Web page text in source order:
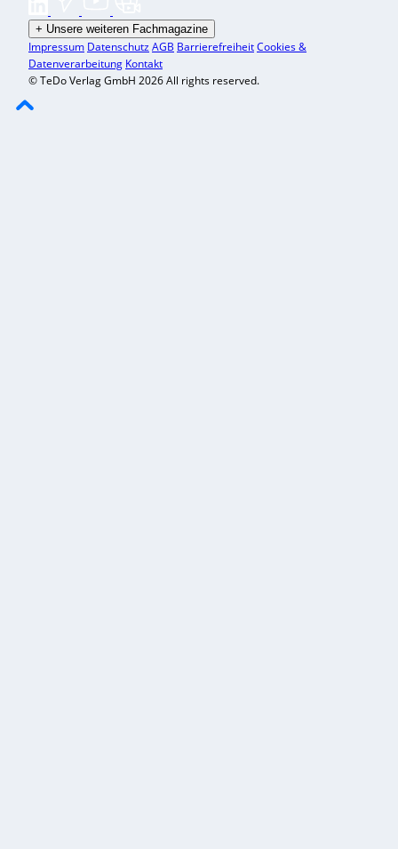
+ Unsere weiteren Fachmagazine
Impressum DatenschutzAGB BarrierefreiheitCookies &
Datenverarbeitung Kontakt
© TeDo Verlag GmbH 2026 All rights reserved.